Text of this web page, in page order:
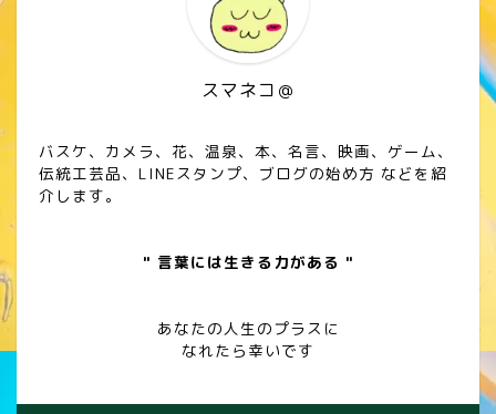
スマネコ＠
バスケ、カメラ、花、温泉、本、名言、映画、ゲーム、
伝統工芸品、LINEスタンプ、ブログの始め方 などを紹
介します。
" 言葉には生きる力がある "
あなたの人生のプラスに
なれたら幸いです